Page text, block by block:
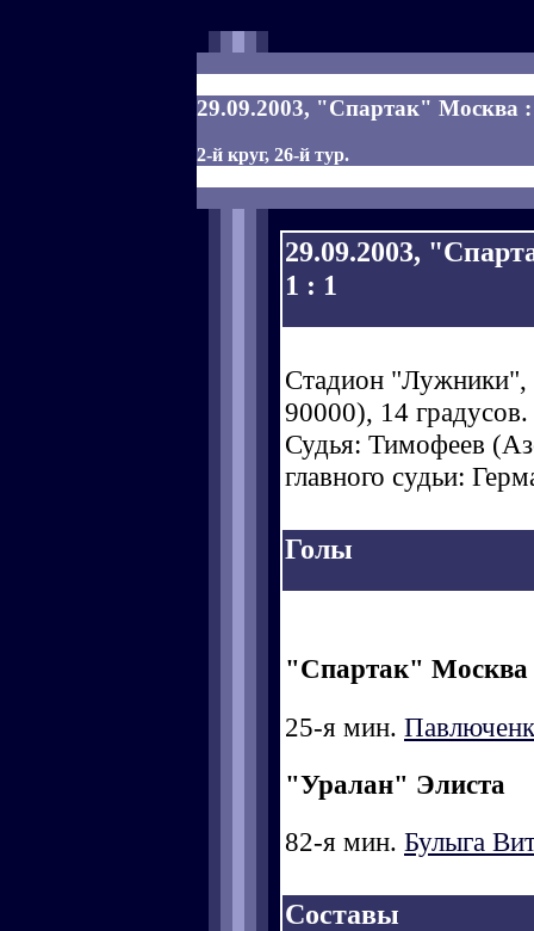
29.09.2003, "Спартак" Москва
2-й круг, 26-й тур.
29.09.2003,
1 : 1
Стадион "Лужники",
90000), 14 градусов.
Судья: Тимофеев
главного судьи:
Голы
"Спартак" Москва
25-я мин.
"Уралан" Элиста
82-я мин. Булыга
Составы